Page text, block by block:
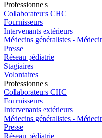
Professionnels
Collaborateurs CHC
Fournisseurs
Intervenants extérieurs
Médecins généralistes -
Presse
Réseau pédiatrie
Stagiaires
Volontaires
Professionnels
Collaborateurs CHC
Fournisseurs
Intervenants extérieurs
Médecins généralistes -
Presse
Réseau pédiatrie